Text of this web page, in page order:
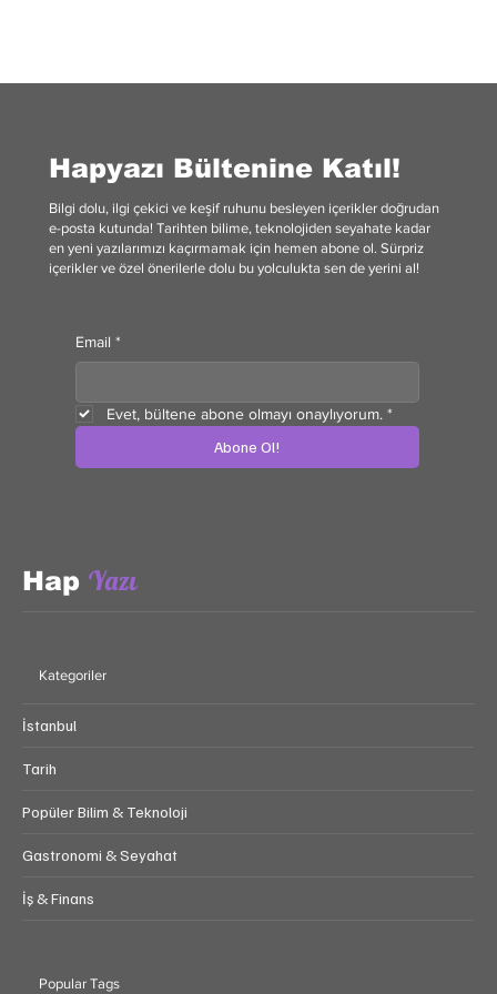
Hapyazı Bültenine Katıl!
Email *
Evet, bültene abone olmayı onaylıyorum. *
Abone Ol!
Bilgi dolu, ilgi çekici ve keşif ruhunu besleyen içerikler doğrudan
e-posta kutunda! Tarihten bilime, teknolojiden seyahate kadar
en yeni yazılarımızı kaçırmamak için hemen abone ol. Sürpriz
içerikler ve özel önerilerle dolu bu yolculukta sen de yerini al!
Hap Yazı
Kategoriler
İstanbul
Tarih
Popüler Bilim & Teknoloji
Gastronomi & Seyahat
İş & Finans
Popular Tags